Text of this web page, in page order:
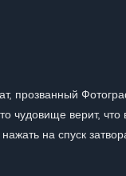
прозванный
чудовище верит,
на спуск